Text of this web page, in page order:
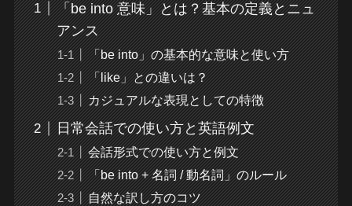
「be into 意味」とは？基本の定義とニュ
アンス
「be into」の基本的な意味と使い方
「like」との違いは？
カジュアルな表現としての特徴
日常会話での使い方と英語例文
会話形式での使い方と例文
「be into + 名詞 / 動名詞」のルール
自然な訳し方のコツ